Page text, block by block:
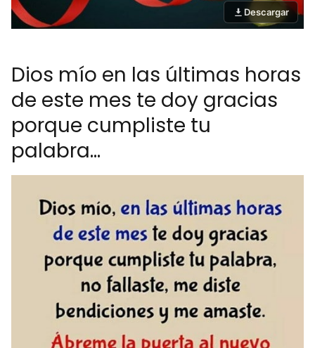
Descargar
Dios mío en las últimas horas
de este mes te doy gracias
porque cumpliste tu
palabra...